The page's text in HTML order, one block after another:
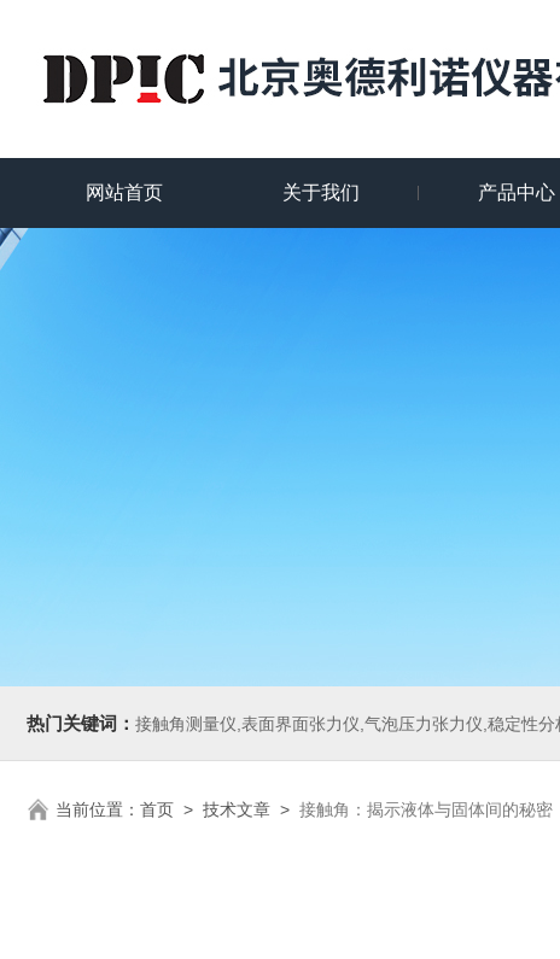
网站首页 关于我们 产品中心
热门关键词： 接触角测量仪,表面界面张力仪,气泡压力张力仪,稳定性分析仪,Zeta电位
当前位置： 首页 > 技术文章 > 接触角：揭示液体与固体间的秘密